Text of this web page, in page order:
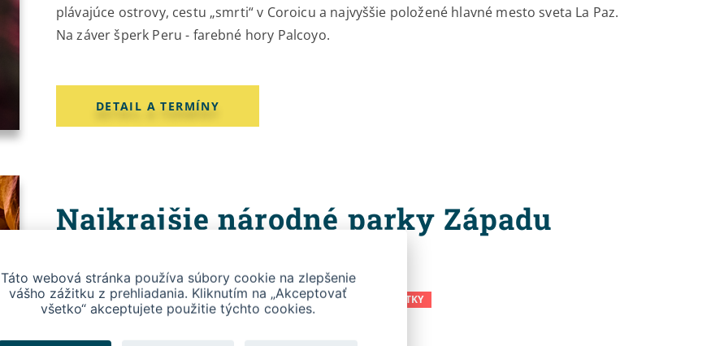
plávajúce ostrovy, cestu „smrti“ v Coroicu a najvyššie položené hlavné mesto sveta La Paz.
Na záver šperk Peru - farebné hory Palcoyo.
DETAIL A TERMÍNY
Najkrajšie národné parky Západu
VSTUPY V CENE TURISTIKA NÁRODNÉ PARKY MÁJOVÉ SVIATKY
Táto webová stránka používa súbory cookie na zlepšenie
vášho zážitku z prehliadania. Kliknutím na „Akceptovať
všetko“ akceptujete použitie týchto cookies.